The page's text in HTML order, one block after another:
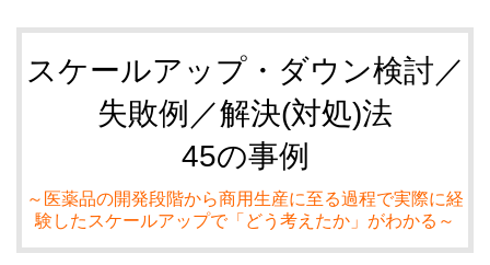
スケールアップ・ダウン検討／
失敗例／解決(対処)法
45の事例
～医薬品の開発段階から商用生産に至る過程で実際に経
験したスケールアップで「どう考えたか」がわかる～